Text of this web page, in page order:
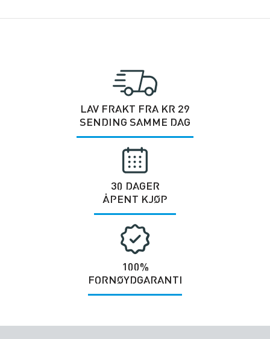
LAV FRAKT FRA KR 29
SENDING SAMME DAG
30 DAGER
ÅPENT KJØP
100%
FORNØYDGARANTI